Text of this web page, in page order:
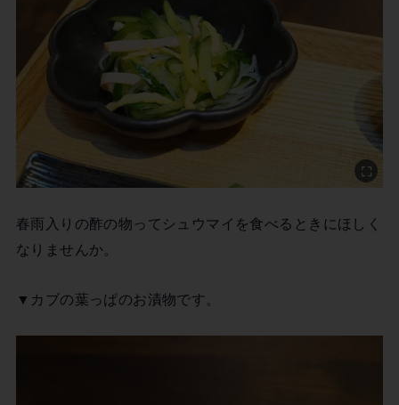
春雨入りの酢の物ってシュウマイを食べるときにほしく
なりませんか。
▼カブの葉っぱのお漬物です。